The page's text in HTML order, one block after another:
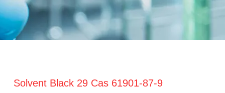
Solvent Black 29 Cas 61901-87-9